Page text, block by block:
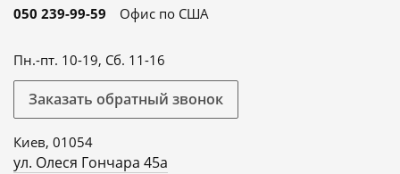
050 239-99-59
Офис по США
Пн.-пт. 10-19, Сб. 11-16
Заказать обратный звонок
Киев, 01054
ул. Олеся Гончара 45а